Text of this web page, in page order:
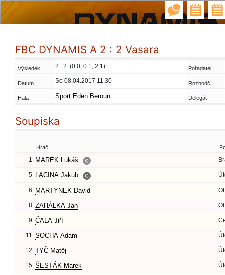
FBC DYNAMIS A 2 : 2 Vasara
Výsledek 2 : 2 (0:0, 0:1, 2:1) Pořadatel
Datum So 08.04.2017 11.30 Rozhodčí
Hala Sport Eden Beroun Delegát
Soupiska
Hráč
1
MAREK Lukáš
5 LACINA Jakub
6 MARTYNEK David
8 ZAHÁLKA Jan
9 ČALA Jiří
11 SOCHA Adam
12 TYČ Matěj
15 ŠESTÁK Marek